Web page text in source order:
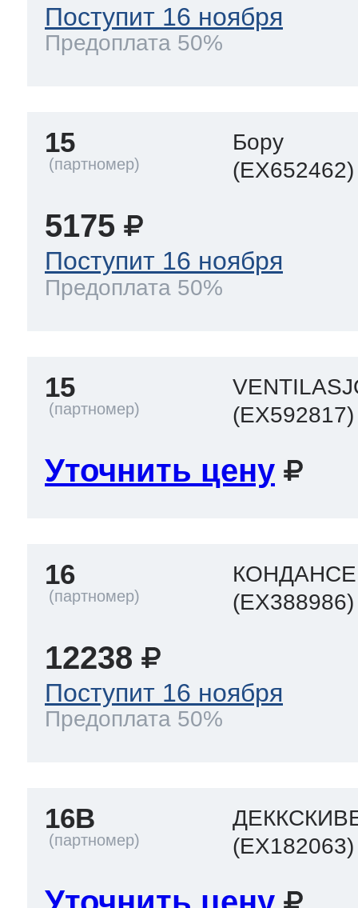
Поступит 16 ноября
Предоплата 50%
15
Бору
(EX652462)
5175
Поступит 16 ноября
Предоплата 50%
15
(EX592817)
Уточнить цену
16
(EX388986)
12238
Поступит 16 ноября
Предоплата 50%
16B
(EX182063)